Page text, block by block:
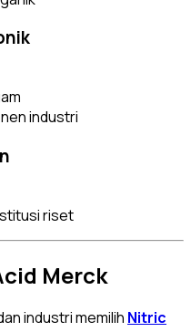
industri
riset
Merck
industri memilih Nitric